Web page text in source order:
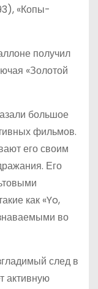
«Копы-
получил
«Золотой
большое
фильмов.
его своим
Его
как «Yo,
во
след в
активную